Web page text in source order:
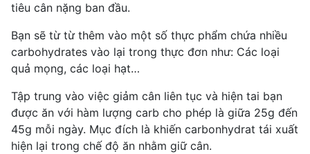
tiêu cân nặng ban đầu.
Bạn sẽ từ từ thêm vào một số thực phẩm chứa nhiều
carbohydrates vào lại trong thực đơn như: Các loại
quả mọng, các loại hạt…
Tập trung vào việc giảm cân liên tục và hiện tai bạn
được ăn với hàm lượng carb cho phép là giữa 25g đến
45g mỗi ngày. Mục đích là khiến carbonhydrat tái xuất
hiện lại trong chế độ ăn nhằm giữ cân.